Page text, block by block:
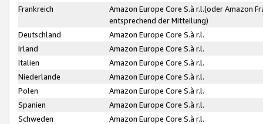
Frankreich
Amazon Europe Core S.à r.l.(oder Amazon
entsprechend der Mitteilung)
Deutschland
Amazon Europe Core S.à r.l.
Irland
Amazon Europe Core S.à r.l.
Italien
Amazon Europe Core S.à r.l.
Niederlande
Amazon Europe Core S.à r.l.
Polen
Amazon Europe Core S.à r.l.
Spanien
Amazon Europe Core S.à r.l.
Schweden
Amazon Europe Core S.à r.l.